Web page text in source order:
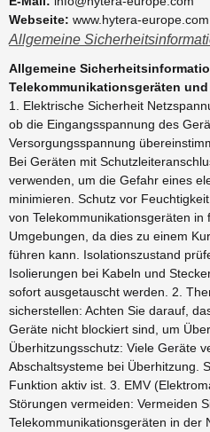
Webseite: www.hytera-europe.com
Allgemeine
Allgemeine
Telekommunikationsgeräten
1. Elektrische Sicherheit
ob die Eingangsspannung des
Versorgungsspannung
Bei Geräten mit
verwenden, um die Gefahr eines
minimieren. Schutz vor
von Telekommunikationsgeräten in
Umgebungen, da dies zu einem
führen kann. Isolationszustand
Isolierungen bei Kabeln und
sofort ausgetauscht werden. 2.
sicherstellen: Achten Sie darauf,
Geräte nicht blockiert sind, um
Überhitzungsschutz: Viele Geräte
Abschaltsysteme bei Überhitzung.
Funktion aktiv ist. 3. EMV
Störungen vermeiden: Vermeiden
Telekommunikationsgeräten in der